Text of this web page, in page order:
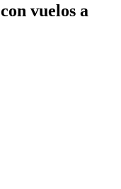
vuelos a